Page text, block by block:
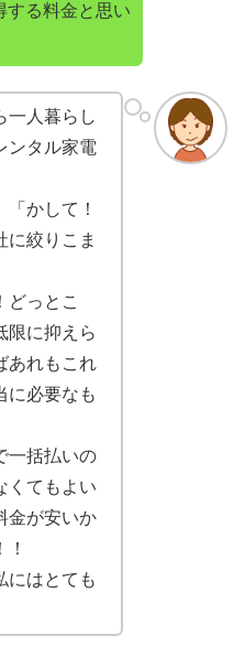
する料金と思い
一人暮らし
ンタル家電
かして！
に絞りこま
どっとこ
限に抑えら
あれもこれ
に必要なも
一括払いの
くてもよい
金が安いか
にはとても